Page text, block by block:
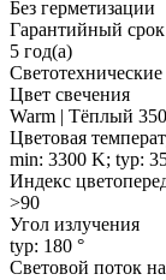
Без герметизации
Гарантийный срок
5 год(а)
Светотехнические
Цвет свечения
Warm | Тёплый
Цветовая
min: 3300 K; typ:
Индекс
>90
Угол излучения
typ: 180 °
Световой поток